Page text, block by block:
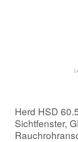
Herd HSD
Sichtfenster,